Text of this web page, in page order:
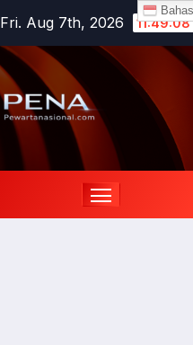
Fri. Aug 7th, 2026 11:49:08